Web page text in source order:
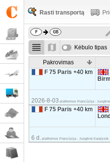
Rasti transportą
Kėbulo tipas
Pakrovimas
F 75 Paris+40 km
2026-8-03 platformos Prancūzija -
F 75 Paris+40 km
6 d. platformos Prancūzija - Jungtinė Karalystė